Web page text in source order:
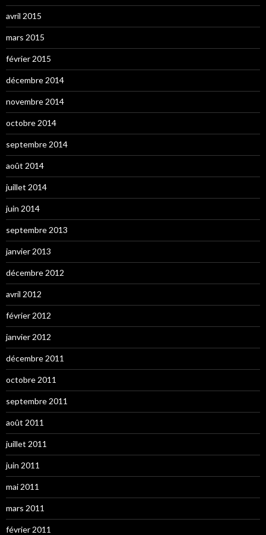
avril 2015
mars 2015
février 2015
décembre 2014
novembre 2014
octobre 2014
septembre 2014
août 2014
juillet 2014
juin 2014
septembre 2013
janvier 2013
décembre 2012
avril 2012
février 2012
janvier 2012
décembre 2011
octobre 2011
septembre 2011
août 2011
juillet 2011
juin 2011
mai 2011
mars 2011
février 2011